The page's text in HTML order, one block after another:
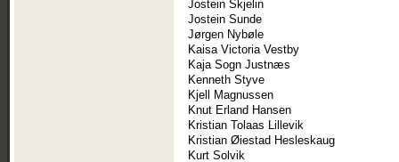
Jostein Skjelin
Jostein Sunde
Jørgen Nybøle
Kaisa Victoria Vestby
Kaja Sogn Justnæs
Kenneth Styve
Kjell Magnussen
Knut Erland Hansen
Kristian Tolaas Lillevik
Kristian Øiestad Hesleskaug
Kurt Solvik